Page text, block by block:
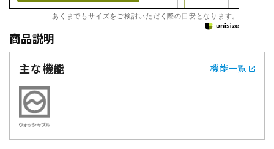
あくまでもサイズをご検討いただく際の目安となります。
商品説明
主な機能
機能一覧